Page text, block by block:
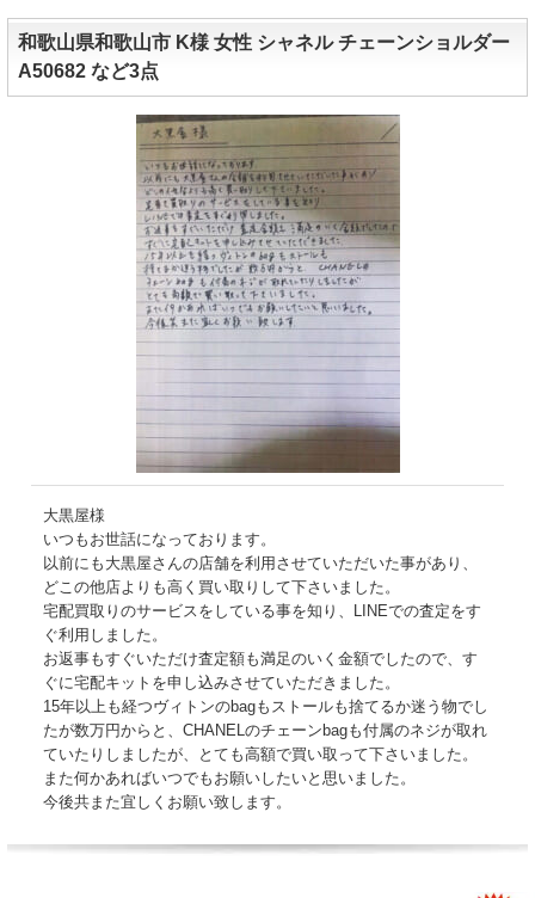
和歌山県和歌山市 K様 女性 シャネル チェーンショルダー
A50682 など3点
大黒屋様
いつもお世話になっております。
以前にも大黒屋さんの店舗を利用させていただいた事があり、
どこの他店よりも高く買い取りして下さいました。
宅配買取りのサービスをしている事を知り、LINEでの査定をす
ぐ利用しました。
お返事もすぐいただけ査定額も満足のいく金額でしたので、す
ぐに宅配キットを申し込みさせていただきました。
15年以上も経つヴィトンのbagもストールも捨てるか迷う物でし
たが数万円からと、CHANELのチェーンbagも付属のネジが取れ
ていたりしましたが、とても高額で買い取って下さいました。
また何かあればいつでもお願いしたいと思いました。
今後共また宜しくお願い致します。